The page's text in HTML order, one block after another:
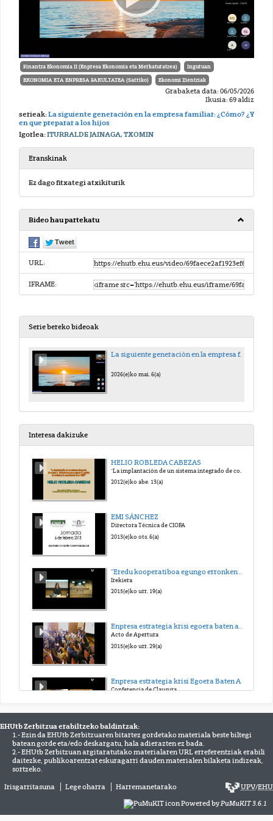
Finantza Ekonomia II (Enpresa Ekonomia eta Merkaturatzea) Inguruan
EKONOMIA ETA ENPRESA FAKULTATEA (Sarriko) Ekonomi Zientziak
Grabaketa data: 06/05/2026
Ikusia: 69 aldiz
serieak:La siguiente generación en la empresa familiar: ¿Cómo? ¿Y
en que preparar a los hijos
Igorlea:ITURRALDE JAINAGA, TXOMIN
Eranskinak
Ez dago fitxategi atxikiturik
Bideo hau partekatu
URL:
IFRAME:
Serie bereko bideoak
La siguiente generación en la empresa familiar: ¿Cómo? ¿Y en que preparar a los hijos
2026(e)ko mai. 6(a)
Interesa dakizuke
HELIO ROBLEDA CABEZAS
"La implantación de un sistema integrado de costes e indicadores para mejorar la gestión de residuoa: la experiencia de la FEMP"
2012(e)ko abe. 13(a)
EMI SÁNCHEZ
Directora Técnica de CIOFA
2013(e)ko ots. 6(a)
Irekiera
2015(e)ko urr. 19(a)
Enpresa estrategia krisi egoera baten aurrean
Acto de Apertura
2015(e)ko urr. 29(a)
Conferencia de Clausura
Enpresa estrategia krisi egoera baten aurrean
Acto de Clausura
2015(e)ko urr. 30(a)
‘Ekin-up' I. Lehiaketaren sari banaketa
‘Ekin-up' Enpresa Ideien Lehiaketaren
2015(e)ko aza. 12(a)
EHUtb Zerbitzua erabiltzeko baldintzak:
1.- Ezin da EHUtb Zerbitzuaren bitartez gordetako materiala beste biltegi
batean gorde eta/edo deskargatu, hala adierazten ez bada.
2.- EHUtb Zerbitzuan argitaratutako materialaren URL erreferentziak erabili
daitezke, publikoarentzat eskuragarri dauden materialen bilaketa indizeak,
sortzeko.
Irisgarritasuna Lege oharra Harremanetarako UPV/EHU
Powered by PuMuKIT 3.6.1